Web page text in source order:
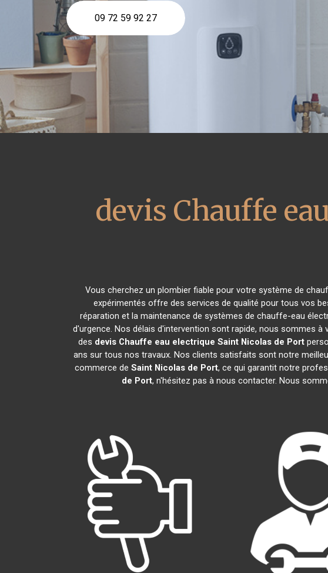
09 72 59 92 27
devis Chauffe
Vous cherchez un plombier fiable pour votre système de
expérimentés offre des services de qualité pour tous vos
réparation et la maintenance de systèmes de chauffe-eau
d'urgence. Nos délais d'intervention sont rapide, nous sommes
des devis Chauffe eau electrique Saint Nicolas de Port
ans sur tous nos travaux. Nos clients satisfaits sont notre
commerce de Saint Nicolas de Port, ce qui garantit notre
de Port, n'hésitez pas à nous contacter. Nous